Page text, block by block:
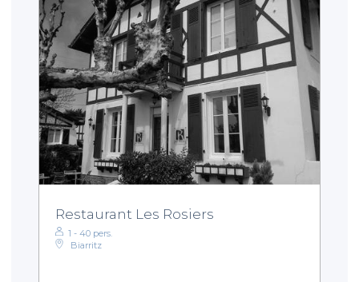
Restaurant Les Rosiers
1 - 40 pers.
Biarritz